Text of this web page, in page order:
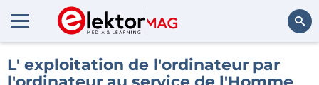
Rechercher
L' exploitation de l'ordinateur par